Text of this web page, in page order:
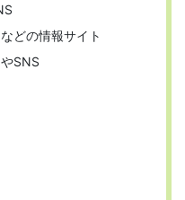
どの情報サイト
SNS